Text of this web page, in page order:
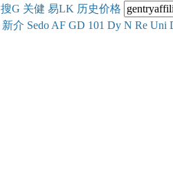
搜G 关健 易LK 历史价格
新介 Sedo AF GD 101 Dy N Re Uni